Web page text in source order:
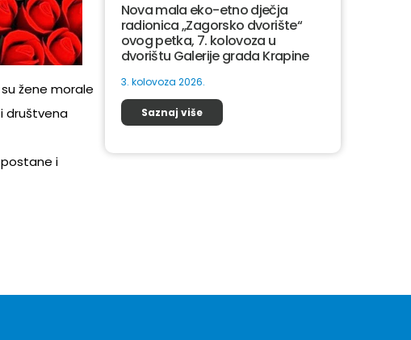
žene morale
društvena
i
Nova mala eko-etno dječja
radionica „Zagorsko dvorište“
ovog petka, 7. kolovoza u
dvorištu Galerije grada Krapine
3. kolovoza 2026.
Saznaj više